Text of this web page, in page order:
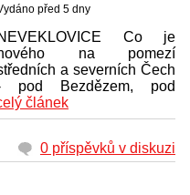
před 5 dny
Co je
na pomezí
a severních Čech
pod Bezdězem, pod
článek
0 příspěvků v diskuzi